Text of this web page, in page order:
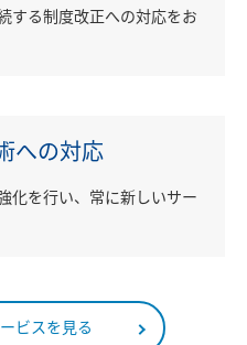
する制度改正への対応をお
への対応
化を行い、常に新しいサー
ビスを見る